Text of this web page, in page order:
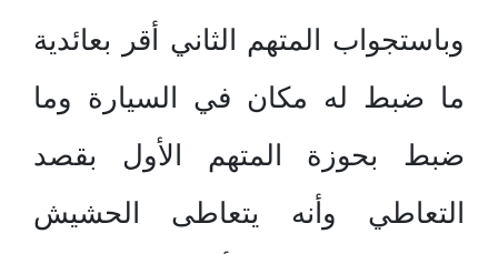
وباستجواب المتهم الثاني أقر بعائدية
ما ضبط له مكان في السيارة وما
ضبط بحوزة المتهم الأول بقصد
التعاطي وأنه يتعاطى الحشيش